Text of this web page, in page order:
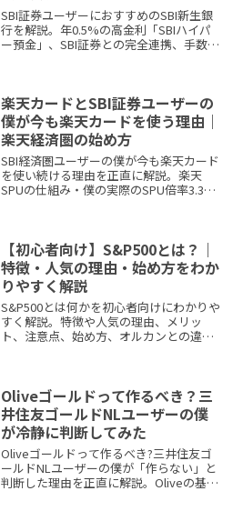
SBI証券ユーザーにおすすめのSBI新生銀
行を解説。年0.5%の高金利「SBIハイパ
ー預金」、SBI証券との完全連携、手数料
楽天カードとSBI証券ユーザーの
僕が今も楽天カードを使う理由｜
楽天経済圏の始め方
SBI経済圏ユーザーの僕が今も楽天カード
を使い続ける理由を正直に解説。楽天
SPUの仕組み・僕の実際のSPU倍率3.3
【初心者向け】S&P500とは？｜
特徴・人気の理由・始め方をわか
りやすく解説
S&P500とは何かを初心者向けにわかりや
すく解説。特徴や人気の理由、メリッ
ト、注意点、始め方、オルカンとの違い
Oliveゴールドって作るべき？三
井住友ゴールドNLユーザーの僕
が冷静に判断してみた
Oliveゴールドって作るべき?三井住友ゴ
ールドNLユーザーの僕が「作らない」と
判断した理由を正直に解説。Oliveの基本